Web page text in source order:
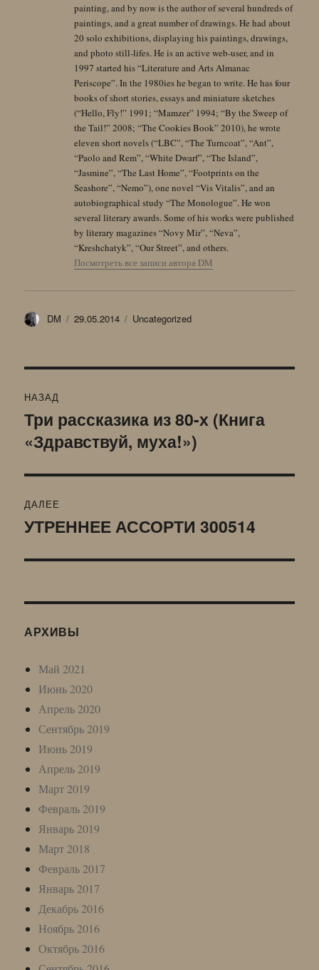
painting, and by now is the author of several hundreds of
paintings, and a great number of drawings. He had about
20 solo exhibitions, displaying his paintings, drawings,
and photo still-lifes. He is an active web-user, and in
1997 started his “Literature and Arts Almanac
Periscope”. In the 1980ies he began to write. He has four
books of short stories, essays and miniature sketches
(“Hello, Fly!” 1991; “Mamzer” 1994; “By the Sweep of
the Tail!” 2008; “The Cookies Book” 2010), he wrote
eleven short novels (“LBC”, “The Turncoat”, “Ant”,
“Paolo and Rem”, “White Dwarf”, “The Island”,
“Jasmine”, “The Last Home”, “Footprints on the
Seashore”, “Nemo”), one novel “Vis Vitalis”, and an
autobiographical study “The Monologue”. He won
several literary awards. Some of his works were published
by literary magazines “Novy Mir”, “Neva”,
“Kreshchatyk”, “Our Street”, and others.
Посмотреть все записи автора DM
Автор
DM Опубликовано
29.05.2014 Рубрики
Uncategorized
по
записям
НАЗАД
Предыдущая
запись:
Три рассказика из 80-х (Книга
«Здравствуй, муха!»)
ДАЛЕЕ
Следующая
УТРЕННЕЕ АССОРТИ 300514
АРХИВЫ
Май 2021
Июнь 2020
Апрель 2020
Сентябрь 2019
Июнь 2019
Апрель 2019
Март 2019
Февраль 2019
Январь 2019
Март 2018
Февраль 2017
Январь 2017
Декабрь 2016
Ноябрь 2016
Октябрь 2016